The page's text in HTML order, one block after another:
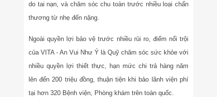
do tai nạn, và chăm sóc chu toàn trước nhiều loại chấn
thương từ nhẹ đến nặng.
Ngoài quyền lợi bảo vệ trước nhiều rủi ro, điểm nổi trội
của VITA - An Vui Như Ý là Quỹ chăm sóc sức khỏe với
nhiều quyền lợi thiết thực, hạn mức chi trả hàng năm
lên đến 200 triệu đồng, thuận tiện khi bảo lãnh viện phí
tại hơn 320 Bệnh viện, Phòng khám trên toàn quốc.